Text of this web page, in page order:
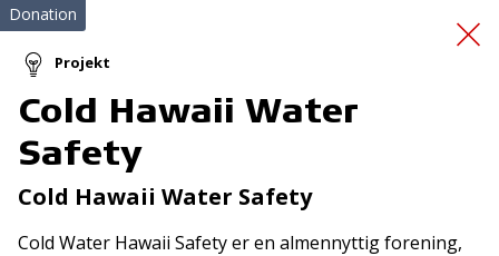
Vi lærer sammen i
indskolingen
Donation
Projekt
Cold Hawaii Water
Safety
Cold Hawaii Water Safety
Cold Water Hawaii Safety er en almennyttig forening,